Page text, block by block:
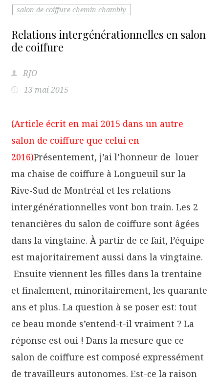
salon de coiffure chemin chambly
Relations intergénérationnelles en salon
de coiffure
RJO
13 mai 2015
(Article écrit en mai 2015 dans un autre
salon de coiffure que celui en
2016)Présentement, j’ai l’honneur de louer
ma chaise de coiffure à Longueuil sur la
Rive-Sud de Montréal et les relations
intergénérationnelles vont bon train. Les 2
tenancières du salon de coiffure sont âgées
dans la vingtaine. À partir de ce fait, l’équipe
est majoritairement aussi dans la vingtaine.
Ensuite viennent les filles dans la trentaine
et finalement, minoritairement, les quarante
ans et plus. La question à se poser est: tout
ce beau monde s’entend-t-il vraiment ? La
réponse est oui ! Dans la mesure que ce
salon de coiffure est composé expressément
de travailleurs autonomes. Est-ce la raison